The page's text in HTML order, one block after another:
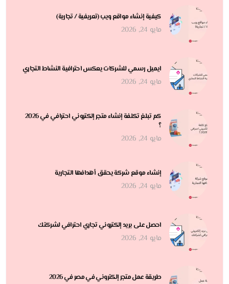
كيفية إنشاء مواقع ويب (تعريفية / تجارية)
مايو 24, 2026
ايميل رسمي للشركات يعكس احترافية النشاط التجاري
مايو 24, 2026
كم تبلغ تكلفة إنشاء متجر إلكتروني احترافي في 2026
؟
مايو 24, 2026
إنشاء موقع شركة يحقق أهدافها التجارية
مايو 24, 2026
احصل على بريد إلكتروني تجاري احترافي لشركتك
مايو 24, 2026
طريقة عمل متجر إلكتروني في مصر في 2026